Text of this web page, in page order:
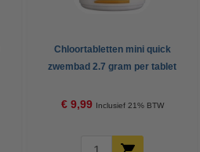
Chloortabletten mini quick
zwembad 2.7 gram per tablet
€ 9,99 Inclusief 21% BTW